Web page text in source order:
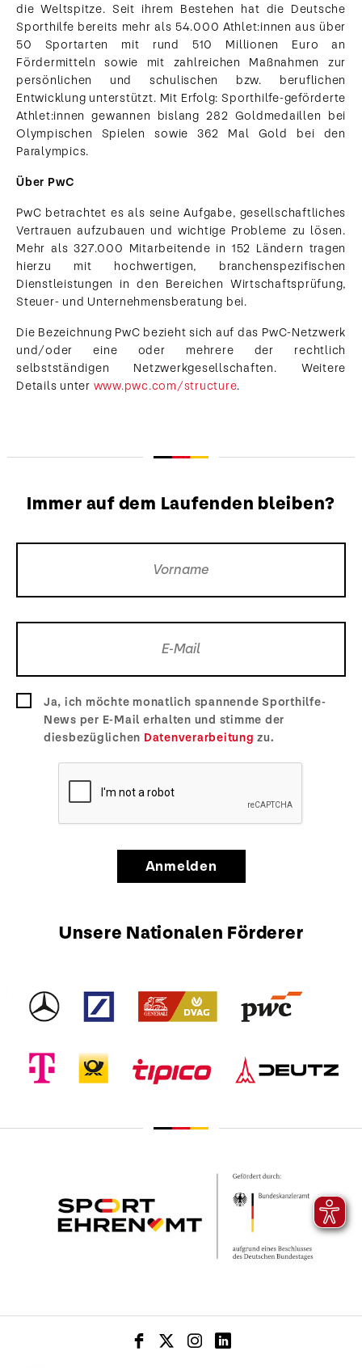
die Weltspitze. Seit ihrem Bestehen hat die Deutsche
Sporthilfe bereits mehr als 54.000 Athlet:innen aus über
50 Sportarten mit rund 510 Millionen Euro an
Fördermitteln sowie mit zahlreichen Maßnahmen zur
persönlichen und schulischen bzw. beruflichen
Entwicklung unterstützt. Mit Erfolg: Sporthilfe-geförderte
Athlet:innen gewannen bislang 282 Goldmedaillen bei
Olympischen Spielen sowie 362 Mal Gold bei den
Paralympics.
Über PwC
PwC betrachtet es als seine Aufgabe, gesellschaftliches
Vertrauen aufzubauen und wichtige Probleme zu lösen.
Mehr als 327.000 Mitarbeitende in 152 Ländern tragen
hierzu mit hochwertigen, branchenspezifischen
Dienstleistungen in den Bereichen Wirtschaftsprüfung,
Steuer- und Unternehmensberatung bei.​​​
Die Bezeichnung PwC bezieht sich auf das PwC-Netzwerk
und/oder eine oder mehrere der rechtlich
selbstständigen Netzwerkgesellschaften. Weitere
Details unter www.pwc.com/structure. ​
Immer auf dem Laufenden bleiben?
Ja, ich möchte monatlich spannende Sporthilfe-
News per E-Mail erhalten und stimme der
diesbezüglichen Datenverarbeitung zu.
Anmelden
Unsere Nationalen Förderer